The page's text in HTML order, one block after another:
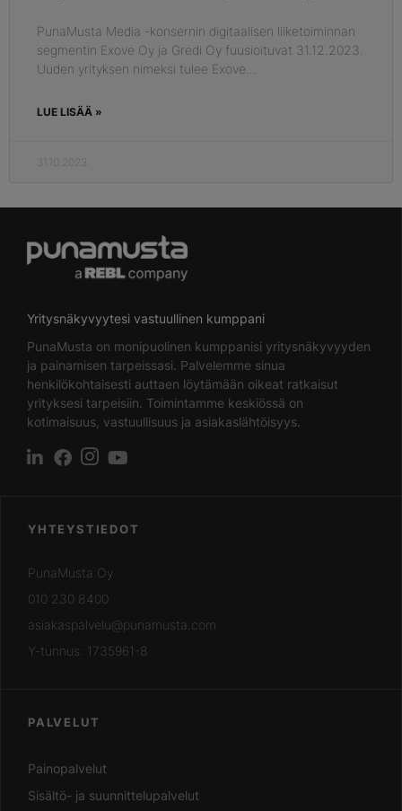
PunaMusta Media -konsernin digitaalisen liiketoiminnan
segmentin Exove Oy ja Gredi Oy fuusioituvat 31.12.2023.
Uuden yrityksen nimeksi tulee Exove.
LUE LISÄÄ »
31.10.2023
Yritysnäkyvyytesi vastuullinen kumppani
PunaMusta on monipuolinen kumppanisi yritysnäkyvyyden
ja painamisen tarpeissasi. Palvelemme sinua
henkilökohtaisesti auttaen löytämään oikeat ratkaisut
yrityksesi tarpeisiin. Toimintamme keskiössä on
kotimaisuus, vastuullisuus ja asiakaslähtöisyys.
YHTEYSTIEDOT
PunaMusta Oy
010 230 8400
asiakaspalvelu@punamusta.com
Y-tunnus: 1735961-8
PALVELUT
Painopalvelut
Sisältö- ja suunnittelupalvelut